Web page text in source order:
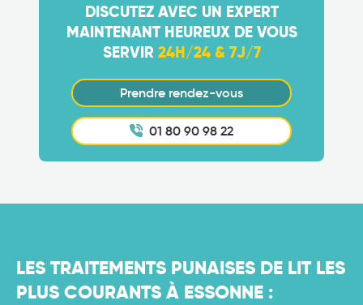
DISCUTEZ AVEC UN EXPERT
MAINTENANT HEUREUX DE VOUS
SERVIR 24H/24 & 7J/7
Prendre rendez-vous
01 80 90 98 22
LES TRAITEMENTS PUNAISES DE LIT LES
PLUS COURANTS À ESSONNE :